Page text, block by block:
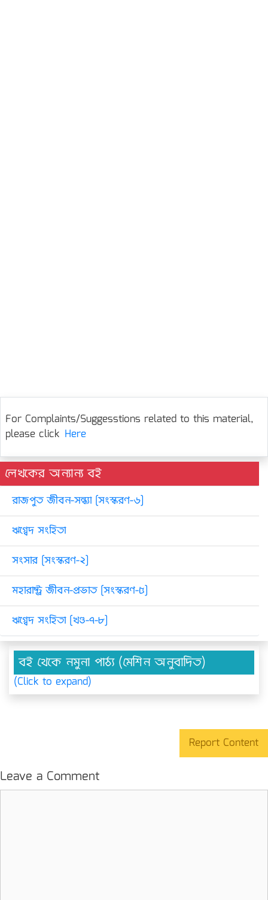
For Complaints/Suggesstions related to this material,
please click Here
লেখকের অন্যান্য বই
রাজপুত জীবন-সন্ধ্যা [সংস্করণ-৬]
ঋগ্বেদ সংহিতা
সংসার [সংস্করণ-২]
মহারাষ্ট্র জীবন-প্রভাত [সংস্করণ-৫]
ঋগ্বেদ সংহিতা [খণ্ড-৭-৮]
বই থেকে নমুনা পাঠ্য (মেশিন অনুবাদিত)
(Click to expand)
Report Content
Leave a Comment